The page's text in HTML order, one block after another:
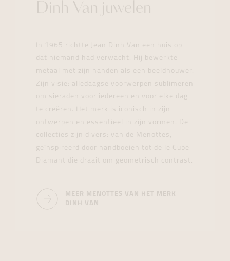
Dinh Van juwelen
In 1965 richtte Jean Dinh Van een huis op
dat niemand had verwacht. Hij bewerkte
metaal met zijn handen als een beeldhouwer.
Zijn visie: alledaagse voorwerpen sublimeren
om sieraden voor iedereen en voor elke dag
te creëren. Het merk is iconisch in zijn
ontwerpen en essentieel in zijn vormen. De
collecties zijn divers: van de Menottes,
geïnspireerd door handboeien tot de le Cube
Diamant die draait om geometrisch contrast.
MEER MENOTTES VAN HET MERK
DINH VAN